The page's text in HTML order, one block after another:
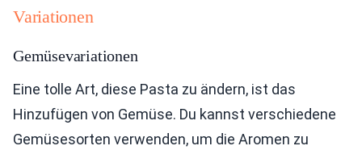
Variationen
Gemüsevariationen
Eine tolle Art, diese Pasta zu ändern, ist das
Hinzufügen von Gemüse. Du kannst verschiedene
Gemüsesorten verwenden, um die Aromen zu